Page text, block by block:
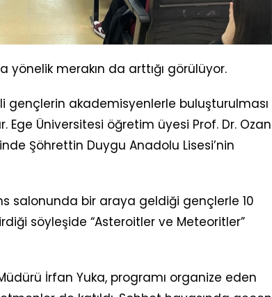
yönelik merakın da arttığı görülüyor.
gençlerin akademisyenlerle buluşturulması
Üniversitesi öğretim üyesi Prof. Dr. Ozan
Şöhrettin Duygu Anadolu Lisesi’nin
salonunda bir araya geldiği gençlerle 10
söyleşide “Asteroitler ve Meteoritler”
İrfan Yuka, programı organize eden